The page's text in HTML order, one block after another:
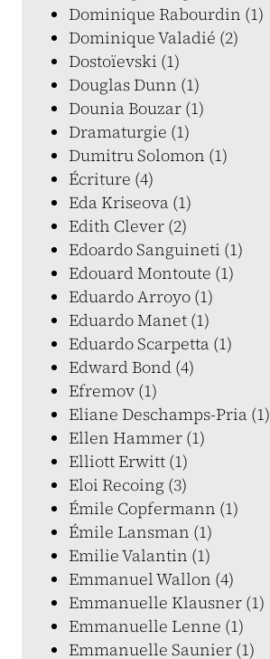
Dominique Rabourdin (1)
Dominique Valadié (2)
Dostoïevski (1)
Douglas Dunn (1)
Dounia Bouzar (1)
Dramaturgie (1)
Dumitru Solomon (1)
Écriture (4)
Eda Kriseova (1)
Edith Clever (2)
Edoardo Sanguineti (1)
Edouard Montoute (1)
Eduardo Arroyo (1)
Eduardo Manet (1)
Eduardo Scarpetta (1)
Edward Bond (4)
Efremov (1)
Eliane Deschamps-Pria (1)
Ellen Hammer (1)
Elliott Erwitt (1)
Eloi Recoing (3)
Émile Copfermann (1)
Émile Lansman (1)
Emilie Valantin (1)
Emmanuel Wallon (4)
Emmanuelle Klausner (1)
Emmanuelle Lenne (1)
Emmanuelle Saunier (1)